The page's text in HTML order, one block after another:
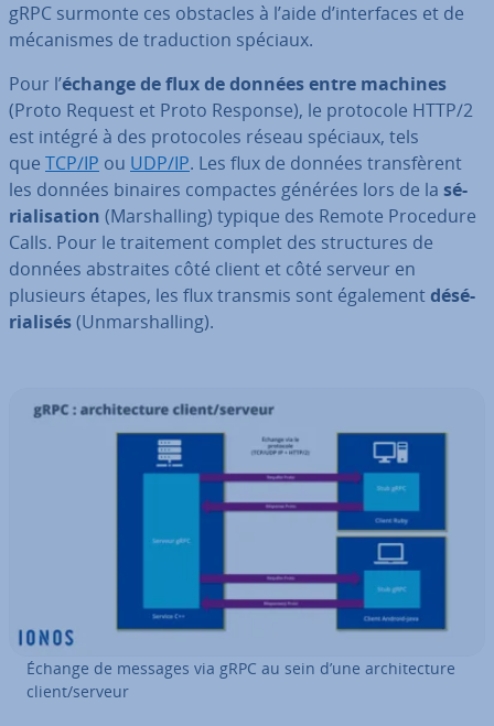
gRPC surmonte ces obstacles à l’aide d’in­ter­faces et de
mé­ca­nismes de tra­duc­tion spéciaux.
Pour l’échange de flux de données entre machines
(Proto Request et Proto Response), le protocole HTTP/2
est intégré à des pro­to­coles réseau spéciaux, tels
que TCP/IP ou UDP/IP. Les flux de données trans­fè­rent
les données binaires compactes générées lors de la sé­
ria­li­sa­tion (Mar­shal­ling) typique des Remote Procedure
Calls. Pour le trai­te­ment complet des struc­tures de
données abs­traites côté client et côté serveur en
plusieurs étapes, les flux transmis sont égalementdé­sé­
ria­li­sés(Un­mar­shal­ling).
Échange de messages via gRPC au sein d’une ar­chi­tec­ture
client/serveur